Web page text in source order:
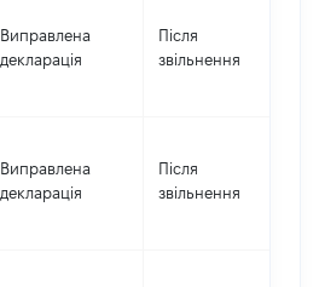
Виправлена
декларація
Після
звільнення
Виправлена
декларація
Після
звільнення